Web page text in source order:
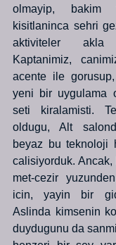
olmayip,
kisitlaninca sehri
aktiviteler
Kaptanimiz,
acente ile
yeni bir uygulama
seti kiralamisti.
oldugu, Alt
beyaz bu teknoloji
calisiyorduk.
met-cezir
icin, yayin bir
Aslinda kimsenin
duydugunu da